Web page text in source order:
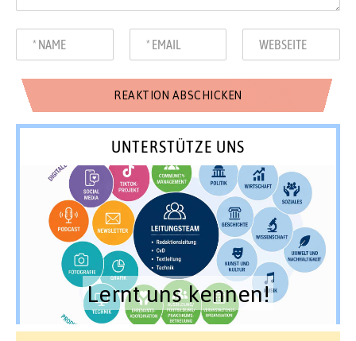
UNTERSTÜTZE UNS
Lernt uns kennen!